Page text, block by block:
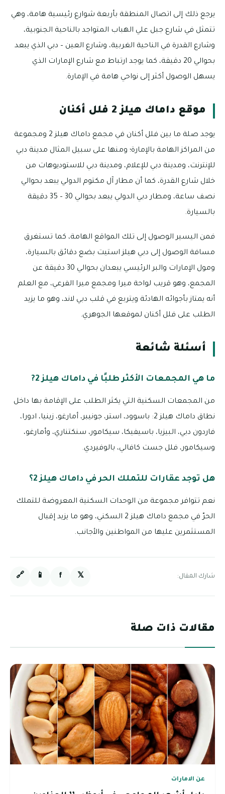
يرجع ذلك إلى اتصال المنطقة بأربعة شوارع رئيسية هامة، وهي
تتمثل في شارع جبل علي الهباب المتواجد بالناحية الجنوبية،
وشارع القدرة في الناحية الغربية، وشارع العين – دبي الذي يبعد
بحوالي 20 دقيقة، كما يوجد ارتباط مع شارع الإمارات الذي
يسهل الوصول أكثر إلى نواحي هامة في الإمارة.
موقع داماك هيلز 2 فلل أكنان
يوجد صلة ما بين فلل أكنان في مجمع داماك هيلز 2 ومجموعة
من المراكز الهامة بالإمارة؛ ومنها على سبيل المثال مدينة دبي
للإنترنت، ومدينة دبي للإعلام، ومدينة دبي للاستوديوهات من
خلال شارع القدرة، كما أن مطار آل مكتوم الدولي يبعد بحوالي
نصف ساعة، ومطار دبي الدولي يبعد بحوالي 30 – 35 دقيقة
بالسيارة.
فمن اليسير الوصول إلى تلك المواقع الهامة، كما تستغرق
مسافة الوصول إلى دبي هيلز استيت بضع دقائق بالسيارة،
ومول الإمارات والبر الرئيسي يبعدان بحوالي 30 دقيقة عن
المجمع، وهو قريب لواحة ميرا ومجمع ميرا الفرعي، مع العلم
أنه يمتاز بأجوائه الهادئة ويتربع في قلب دبي لاند، وهو ما يزيد
الطلب على فلل أكنان لموقعها الجوهري.
أسئلة شائعة
ما هي المجمعات الأكثر طلبًا في داماك هيلز 2?
من المجمعات السكنية التي يكثر الطلب على الإقامة بها داخل
نطاق داماك هيلز 2: باسوود، استر، جونيبر، أمارغو، زينيا، ادورا،
فاردون دبي، البيزيا، باسيفيكا، سيكامور، سنكتناري، وأمارغو،
وسيكامور، فلل جست كافالي، بالوفيردي.
هل توجد عقارات للتملك الحر في داماك هيلز 2؟
نعم تتوافر مجموعة من الوحدات السكنية المعروضة للتملك
الحرّ في مجمع داماك هيلز 2 السكني، وهو ما يزيد إقبال
المستثمرين عليها من المواطنين والأجانب.
شارك المقال: 𝕏
f
📱
🔗
مقالات ذات صلة
عن الامارات